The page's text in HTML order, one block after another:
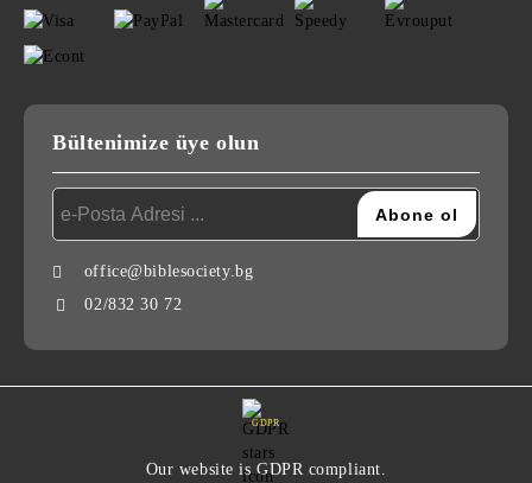
Bültenimize üye olun
office@biblesociety.bg
02/832 30 72
GDPR
Our website is GDPR compliant.